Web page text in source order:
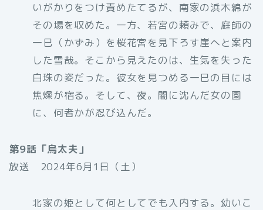
いがかりをつけ責めたてるが、南家の浜木綿が
その場を収めた。一方、若宮の頼みで、庭師の
一巳（かずみ）を桜花宮を見下ろす崖へと案内
した雪哉。そこから見えたのは、生気を失った
白珠の姿だった。彼女を見つめる一巳の目には
焦燥が宿る。そして、夜。闇に沈んだ女の園
に、何者かが忍び込んだ。
第9話「烏太夫」
放送 2024年6月1日（土）
北家の姫として何としてでも入内する。幼いこ